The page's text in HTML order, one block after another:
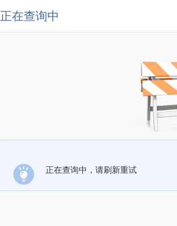
正在查询中
正在查询中，请刷新重试